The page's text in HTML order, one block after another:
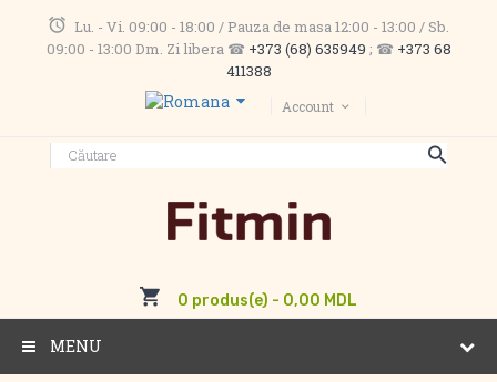
Lu. - Vi. 09:00 - 18:00 / Pauza de masa 12:00 - 13:00 / Sb.
09:00 - 13:00 Dm. Zi libera ☎ +373 (68) 635949 ; ☎ +373 68
411388
Account
0 produs(e) - 0,00 MDL
MENU